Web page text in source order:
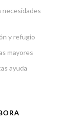
necesidades
y refugio
mayores
ayuda